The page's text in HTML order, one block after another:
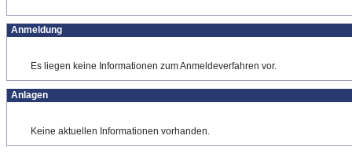
Anmeldung
Es liegen keine Informationen zum Anmeldeverfahren vor.
Anlagen
Keine aktuellen Informationen vorhanden.